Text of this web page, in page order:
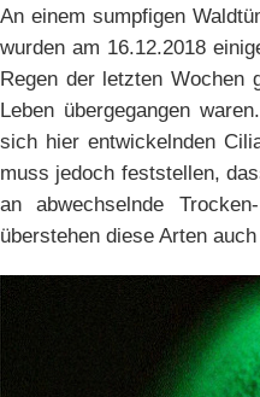
An einem sumpfigen
wurden am 16.12.2018
Regen der letzten Wochen
Leben übergegangen
sich hier entwickelnden
muss jedoch feststellen,
an abwechselnde
überstehen diese Arten